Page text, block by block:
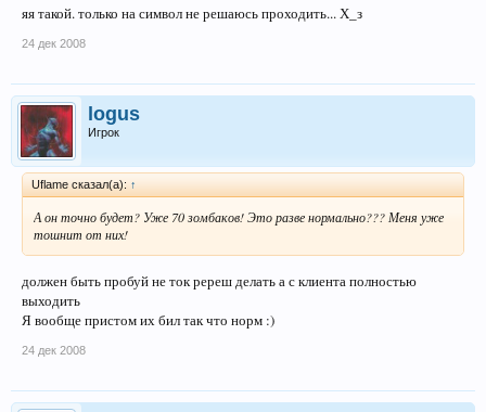
яя такой. только на символ не решаюсь проходить... Х_з
24 дек 2008
logus
Игрок
Uflame сказал(а): ↑
А он точно будет? Уже 70 зомбаков! Это разве нормально??? Меня уже
тошнит от них!
должен быть пробуй не ток ререш делать а с клиента полностью
выходить
Я вообще пристом их бил так что норм :)
24 дек 2008